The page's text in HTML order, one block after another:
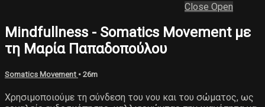
Close Open
Mindfullness - Somatics Movement με
τη Μαρία Παπαδοπούλου
Somatics Movement • 26m
Χρησιμοποιούμε τη σύνδεση του νου και του σώματος, ως